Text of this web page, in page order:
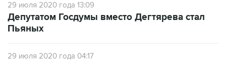
29 июля 2020 года 13:09
Депутатом Госдумы вместо Дегтярева стал
Пьяных
29 июля 2020 года 04:17